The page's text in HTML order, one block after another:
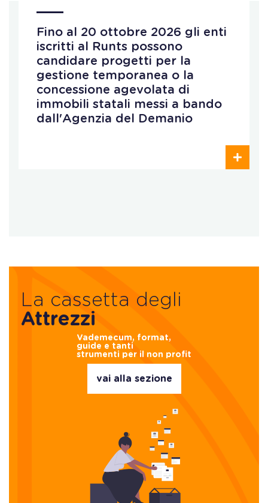
Fino al 20 ottobre 2026 gli enti
iscritti al Runts possono
candidare progetti per la
gestione temporanea o la
concessione agevolata di
immobili statali messi a bando
dall'Agenzia del Demanio
La cassetta degli
Attrezzi
Vademecum, format,
guide e tanti
strumenti per il non profit
vai alla sezione